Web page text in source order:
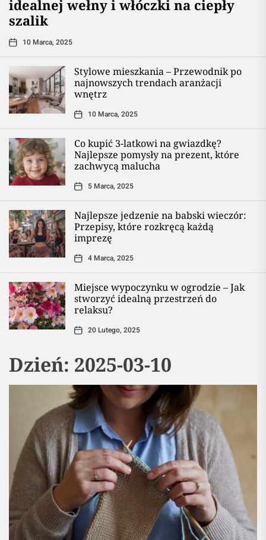
idealnej wełny i włóczki na ciepły
szalik
10 Marca, 2025
Stylowe mieszkania – Przewodnik po
najnowszych trendach aranżacji
wnętrz
10 Marca, 2025
Co kupić 3-latkowi na gwiazdkę?
Najlepsze pomysły na prezent, które
zachwycą malucha
5 Marca, 2025
Najlepsze jedzenie na babski wieczór:
Przepisy, które rozkręcą każdą
imprezę
4 Marca, 2025
Miejsce wypoczynku w ogrodzie – Jak
stworzyć idealną przestrzeń do
relaksu?
20 Lutego, 2025
Dzień: 2025-03-10